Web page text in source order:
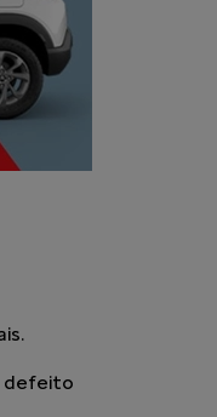
defeito